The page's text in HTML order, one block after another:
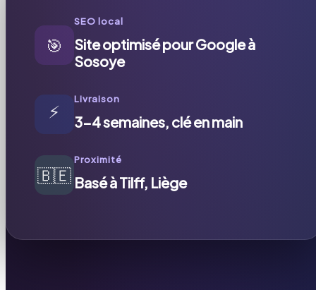
🎯
SEO local
Site optimisé pour Google à
Sosoye
⚡
Livraison
3-4 semaines, clé en main
🇧🇪
Proximité
Basé à Tilff, Liège